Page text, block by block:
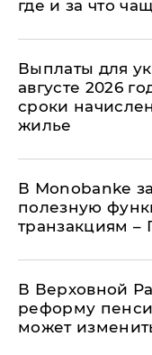
где и за что
Выплаты для
августе 2026
сроки
жилье
В Мonobankе
полезную
транзакциям –
В Верховной
реформу
может